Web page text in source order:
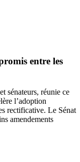
entre les
sénateurs, réunie ce
l’adoption
rectificative. Le Sénat
amendements